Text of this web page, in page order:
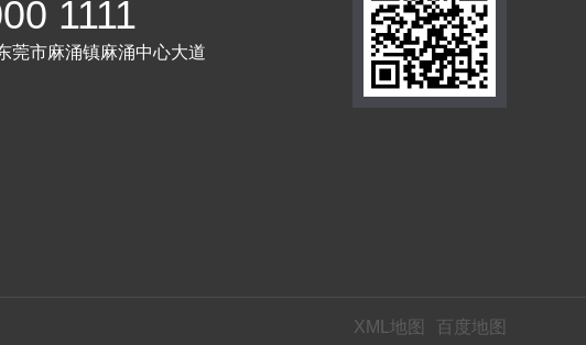
1111
莞市麻涌镇麻涌中心大道
XML地图 百度地图